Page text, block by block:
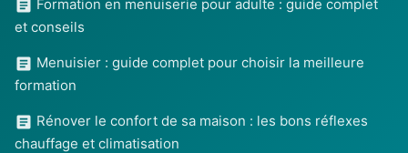
Formation en menuiserie pour adulte : guide complet
et conseils
Menuisier : guide complet pour choisir la meilleure
formation
Rénover le confort de sa maison : les bons réflexes
chauffage et climatisation